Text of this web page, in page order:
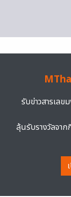
รับข่าวสารเลข
ลุ้นรับรางวัลจา